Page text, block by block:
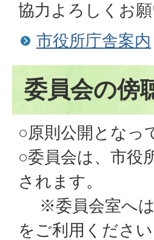
協力よろしくお願
市役所庁舎案内
委員会の傍
○原則公開となっ
○委員会は、市役
されます。
※委員会室へは
をご利用ください